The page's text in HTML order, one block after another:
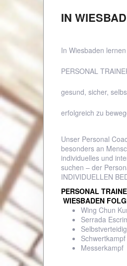
IN
In Wiesbaden
PERSONAL
gesund, sicher,
erfolgreich zu
Unser Personal
besonders an
individuelles und
suchen – der
INDIVIDUELLEN
PERSONAL
WIESBADEN
Wing Chun
Serrada
Schwertkampf
Messerkampf